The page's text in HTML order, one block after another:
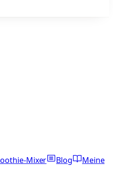
Mixer Blog
Meine